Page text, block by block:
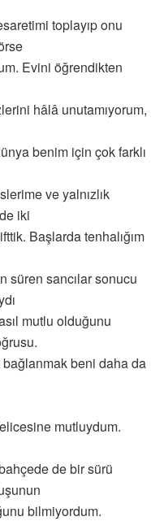
toplayıp onu
Evini öğrendikten
hâlâ unutamıyorum,
benim için çok farklı
ve yalnızlık
iki
Başlarda tenhalığım
süren sancılar sonucu
mutlu olduğunu
beni daha da
mutluydum.
de bir sürü
bilmiyordum.